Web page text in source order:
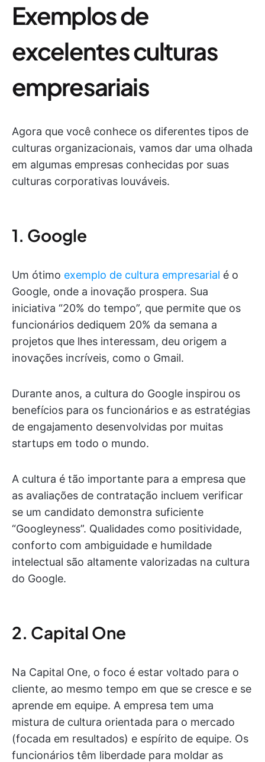
Exemplos de
excelentes culturas
empresariais
Agora que você conhece os diferentes tipos de
culturas organizacionais, vamos dar uma olhada
em algumas empresas conhecidas por suas
culturas corporativas louváveis.
1. Google
Um ótimo exemplo de cultura empresarial é o
Google, onde a inovação prospera. Sua
iniciativa “20% do tempo”, que permite que os
funcionários dediquem 20% da semana a
projetos que lhes interessam, deu origem a
inovações incríveis, como o Gmail.
Durante anos, a cultura do Google inspirou os
benefícios para os funcionários e as estratégias
de engajamento desenvolvidas por muitas
startups em todo o mundo.
A cultura é tão importante para a empresa que
as avaliações de contratação incluem verificar
se um candidato demonstra suficiente
“Googleyness”. Qualidades como positividade,
conforto com ambiguidade e humildade
intelectual são altamente valorizadas na cultura
do Google.
2. Capital One
Na Capital One, o foco é estar voltado para o
cliente, ao mesmo tempo em que se cresce e se
aprende em equipe. A empresa tem uma
mistura de cultura orientada para o mercado
(focada em resultados) e espírito de equipe. Os
funcionários têm liberdade para moldar as